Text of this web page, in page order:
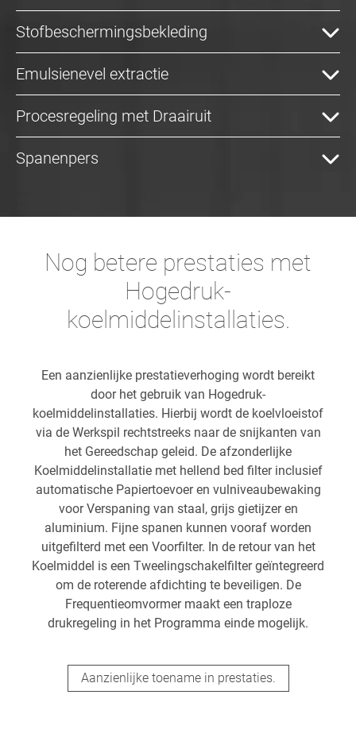
Stofbeschermingsbekleding
Emulsienevel extractie
Procesregeling met Draairuit
Spanenpers
Nog betere prestaties met
Hogedruk-
koelmiddelinstallaties.
Een aanzienlijke prestatieverhoging wordt bereikt
door het gebruik van Hogedruk-
koelmiddelinstallaties. Hierbij wordt de koelvloeistof
via de Werkspil rechtstreeks naar de snijkanten van
het Gereedschap geleid. De afzonderlijke
Koelmiddelinstallatie met hellend bed filter inclusief
automatische Papiertoevoer en vulniveaubewaking
voor Verspaning van staal, grijs gietijzer en
aluminium. Fijne spanen kunnen vooraf worden
uitgefilterd met een Voorfilter. In de retour van het
Koelmiddel is een Tweelingschakelfilter geïntegreerd
om de roterende afdichting te beveiligen. De
Frequentieomvormer maakt een traploze
drukregeling in het Programma einde mogelijk.
Aanzienlijke toename in prestaties.